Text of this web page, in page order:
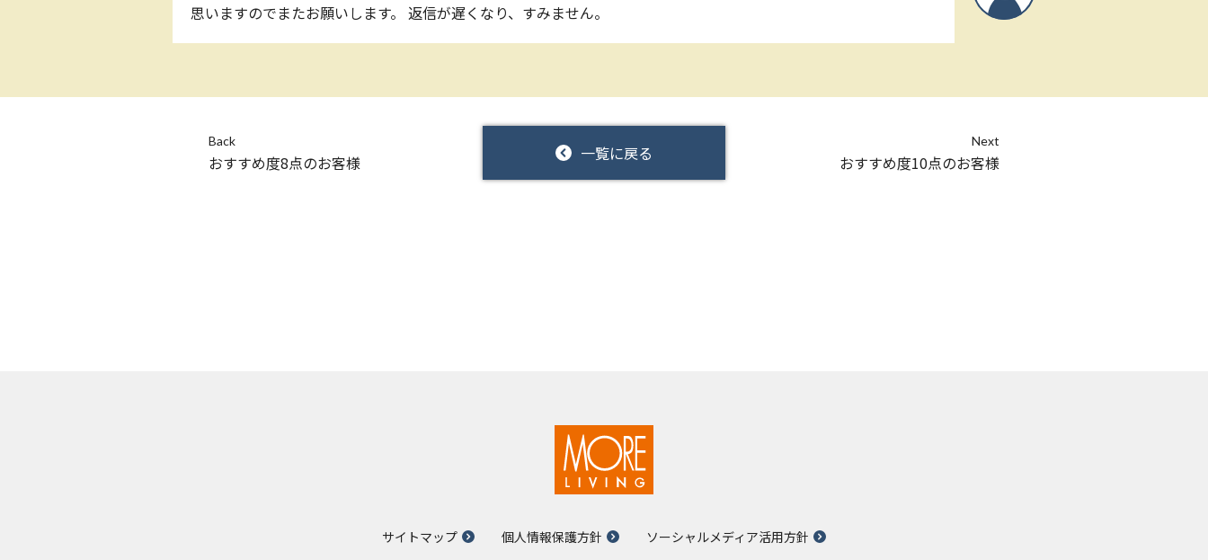
思いますのでまたお願いします。 返信が遅くなり、すみません。
Back
おすすめ度8点のお客様 一覧に戻る
Next
おすすめ度10点のお客様
サイトマップ 個人情報保護方針 ソーシャルメディア活用方針